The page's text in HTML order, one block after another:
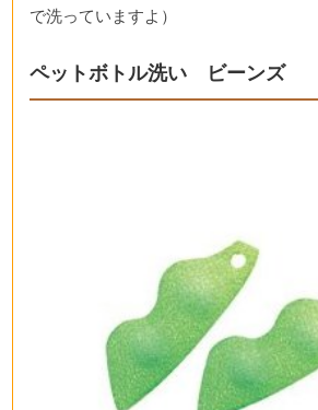
で洗っていますよ）
ペットボトル洗い ビーンズ